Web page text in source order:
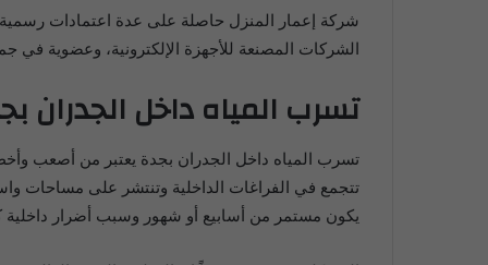
الشركات المصنعة للأجهزة الإلكترونية، وعضوية
تسرب المياه داخل الجدران
تسرب المياه داخل الجدران بجدة يعتبر من أصعب
تتجمع في الفراغات الداخلية وتنتشر على مساحات
يكون مستمر من أسابيع أو شهور وسبب أضرار داخلية